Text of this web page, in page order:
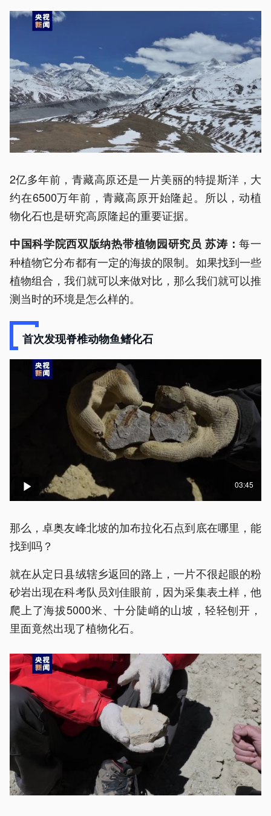
2亿多年前，青藏高原还是一片美丽的特提斯洋，大
约在6500万年前，青藏高原开始隆起。所以，动植
物化石也是研究高原隆起的重要证据。
中国科学院西双版纳热带植物园研究员 苏涛：每一
种植物它分布都有一定的海拔的限制。如果找到一些
植物组合，我们就可以来做对比，那么我们就可以推
测当时的环境是怎么样的。
首次发现脊椎动物鱼鳍化石
03:45
那么，卓奥友峰北坡的加布拉化石点到底在哪里，能
找到吗？
就在从定日县绒辖乡返回的路上，一片不很起眼的粉
砂岩出现在科考队员刘佳眼前，因为采集表土样，他
爬上了海拔5000米、十分陡峭的山坡，轻轻刨开，
里面竟然出现了植物化石。